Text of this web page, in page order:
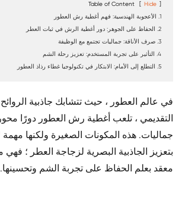
Table of Content [ Hide ]
1. الأعجوبة الهندسية: فهم أغطية رش العطور
2. الحفاظ على الجوهر: دور أغطية الرش في ثبات العطر
3. صرف الأناقة: جماليات تجتمع مع الوظيفة
4. التأثير على تجربة المستخدم: تعزيز رحلة الشم
5. التطلع إلى الأمام: الابتكار في تكنولوجيا غطاء رذاذ العطور
في عالم العطور ، حيث تتشابك جاذبية
التقديمي ، تلعب أغطية رش العطور دورًا
جماليات. هذه المكونات الصغيرة ولكنها مهمة
بتعزيز الجاذبية البصرية لزجاجة العطر ؛
معقد بعلم الحفاظ على تجربة الشم وتحسينها.